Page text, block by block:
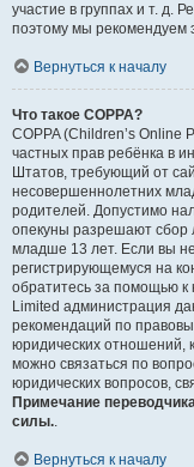
участие в группах и т. д.
поэтому мы рекомендуем
Вернуться к началу
Что такое COPPA?
COPPA (Children’s Online
частных прав ребёнка в
Штатов, требующий от
несовершеннолетних
родителей. Допустимо
опекуны разрешают
младше 13 лет. Если вы
регистрирующемуся на
обратитесь за помощью к
Limited администрация
рекомендаций по
юридических отношений,
можно связаться по
юридических вопросов,
Примечание
силы..
Вернуться к началу